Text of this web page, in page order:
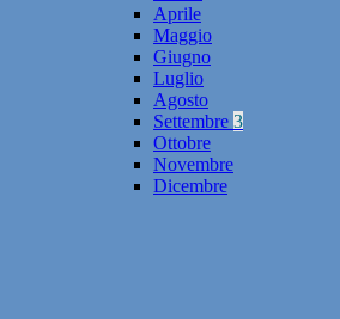
Aprile
Maggio
Giugno
Luglio
Agosto
Settembre 3
Ottobre
Novembre
Dicembre